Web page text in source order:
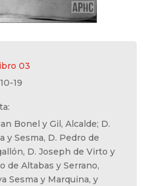
03
19
Bonel y Gil, Alcalde; D.
y Sesma, D. Pedro de
D. Joseph de Virto y
de Altabas y Serrano,
Sesma y Marquina, y